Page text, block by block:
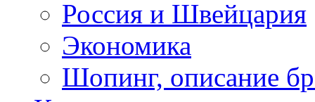
Россия и Швейцария
Экономика
Шопинг, описание